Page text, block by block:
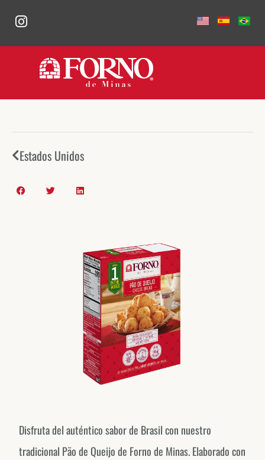
Estados Unidos
Disfruta del auténtico sabor de Brasil con nuestro
tradicional Pão de Queijo de Forno de Minas. Elaborado con